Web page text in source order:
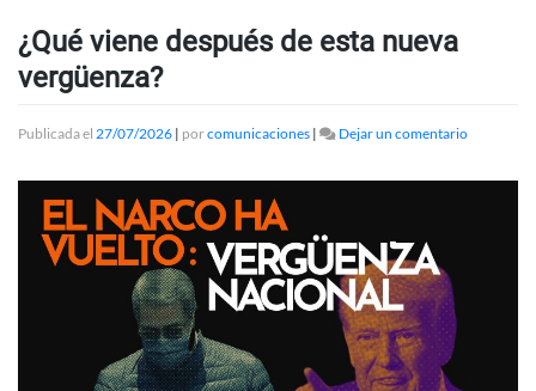
¿Qué viene después de esta nueva
vergüenza?
Publicada el 27/07/2026 | porcomunicaciones | Dejar un comentarioen